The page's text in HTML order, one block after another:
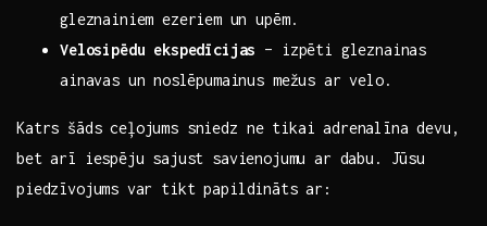
gleznainiem ezeriem⁤ un ‍upēm.
Velosipēdu‌ ekspedīcijas – ‍izpēti gleznainas
ainavas un ⁤noslēpumainus ‌mežus ar⁢ velo.
Katrs šāds ceļojums sniedz‌ ne tikai adrenalīna devu,
bet arī iespēju⁣ sajust ⁢savienojumu ar dabu. Jūsu
piedzīvojums⁣ var tikt papildināts ar: